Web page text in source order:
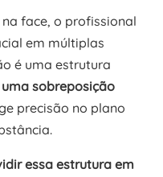
face, o profissional
em múltiplas
é uma estrutura
sobreposição
precisão no plano
essa estrutura em